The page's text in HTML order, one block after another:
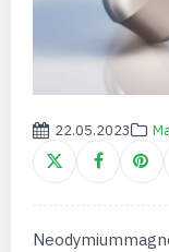
22.05.2023